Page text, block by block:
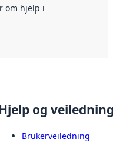
om hjelp i
og
Brukerveiledning